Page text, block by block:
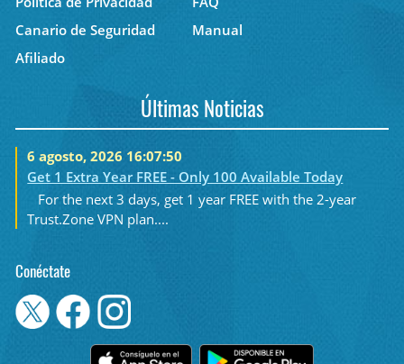
Canario de Seguridad
Manual
Afiliado
Últimas Noticias
6 agosto, 2026 16:07:50
Get 1 Extra Year FREE - Only 100 Available Today
For the next 3 days, get 1 year FREE with the 2-year
Trust.Zone VPN plan....
Conéctate